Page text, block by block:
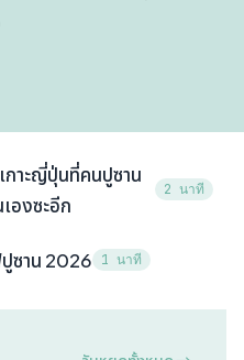
กาะญี่ปุ่นที่คนปูซาน
องซะอีก
2 นาที
ปูซาน 2026 1 นาที